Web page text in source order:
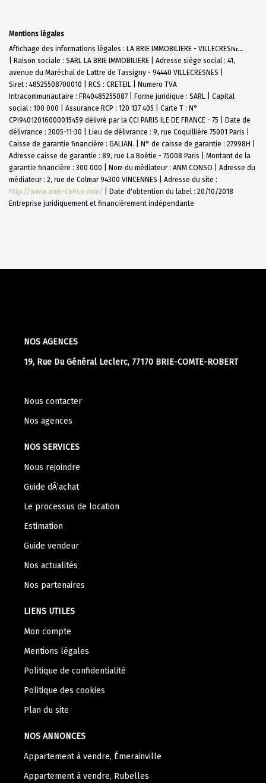
Mentions légales
Affichage des informations légales : LA BRIE IMMOBILIERE - VILLECRESNES N19
| Raison sociale : SARL LA BRIE IMMOBILIERE | Adresse siège social : 41,
avenue du Maréchal de Lattre de Tassigny - 94440 VILLECRESNES |
Siret : 48525508700010 | RCS : CRETEIL | Numero TVA
Intracommunautaire : FR40485255087 | Forme juridique : SARL | Capital
social : 100 000 | Assurance RCP : 120 137 405 | Carte T : N°
CPI94012016000015459 délivré par la CCI PARIS ILE DE FRANCE - 75 | Date de
délivrance : 2005-11-30 | Lieu de délivrance : 9, rue Coquillière 75001 Paris |
Caisse de garantie financière : GALIAN. | N° de caisse de garantie : 27998H |
Adresse caisse de garantie : 89, rue La Boétie - 75008 Paris | Montant de la
garantie financière : 300 000 | Nom du médiateur : ANM CONSO | Adresse du
médiateur : 2, rue de Colmar 94300 VINCENNES | Adresse du site :
http://www.anm-conso.com/ | Date d'obtention du label : 20/10/2018
Entreprise juridiquement et financièrement indépendante
NOS AGENCES
19, Rue Du Général Leclerc, 77170 BRIE-COMTE-ROBERT
Nous contacter
Nos agences
NOS SERVICES
Nous rejoindre
Guide dÂ’achat
Le processus de location
Estimation
Guide vendeur
Nos actualités
Nos partenaires
LIENS UTILES
Mon compte
Mentions légales
Politique de confidentialité
Politique des cookies
Plan du site
NOS ANNONCES
Appartement à vendre, Émerainville
Appartement à vendre, Rubelles